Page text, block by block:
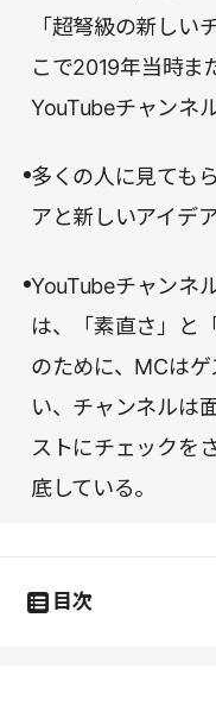
「超弩級の新しい
こで2019年当時ま
YouTubeチャンネ
多くの人に見ても
アと新しいアイデ
YouTubeチャンネ
は、「素直さ」と
のために、MCは
い、チャンネルは
ストにチェックを
底している。
目次